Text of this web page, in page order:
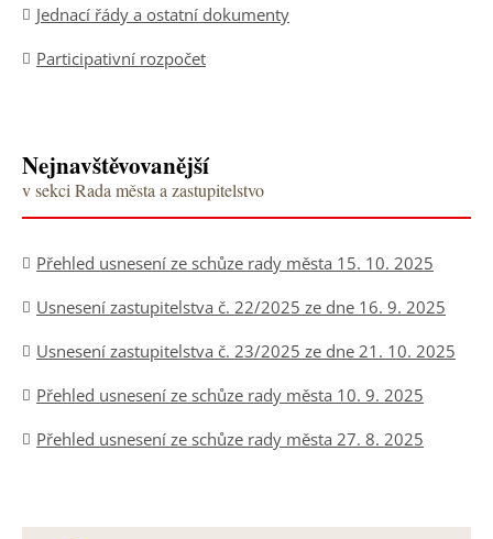
Jednací řády a ostatní dokumenty
Participativní rozpočet
Nejnavštěvovanější
v sekci Rada města a zastupitelstvo
Přehled usnesení ze schůze rady města 15. 10. 2025
Usnesení zastupitelstva č. 22/2025 ze dne 16. 9. 2025
Usnesení zastupitelstva č. 23/2025 ze dne 21. 10. 2025
Přehled usnesení ze schůze rady města 10. 9. 2025
Přehled usnesení ze schůze rady města 27. 8. 2025